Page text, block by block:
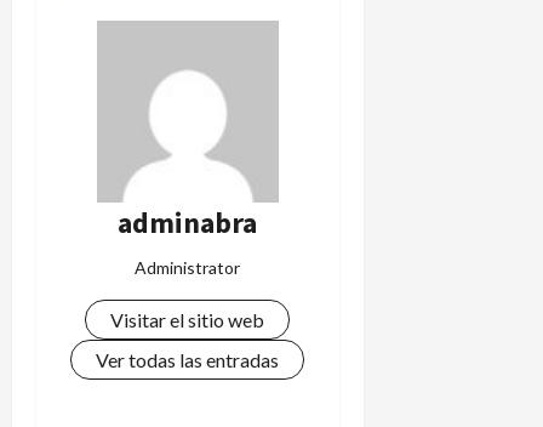
adminabra
Administrator
Visitar el sitio web
Ver todas las entradas